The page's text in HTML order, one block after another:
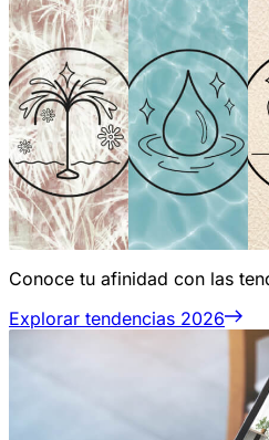
Conoce tu afinidad con las
Explorar tendencias 2026